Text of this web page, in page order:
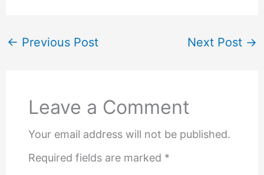
← Previous Post Next Post →
Leave a Comment
Your email address will not be published.
Required fields are marked *